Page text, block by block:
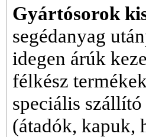
Gyártósorok
segédanyag
idegen árúk
félkész
speciális
(átadók, kapuk,